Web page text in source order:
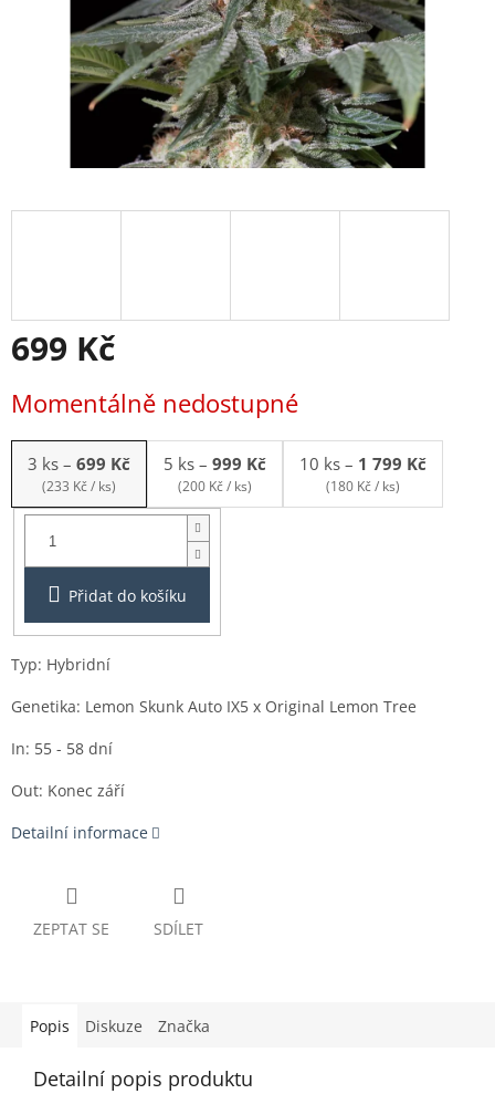
699 Kč
cena:
Momentálně nedostupné
3 ks – 699 Kč
(233 Kč / ks)
5 ks – 999 Kč
(200 Kč / ks)
10 ks – 1 799 Kč
(180 Kč / ks)
Balení:
Přidat do košíku
Typ: Hybridní
Genetika: Lemon Skunk Auto IX5 x Original Lemon Tree
In: 55 - 58 dní
Out: Konec září
Detailní informace
ZEPTAT SE SDÍLET
Popis Diskuze Značka
Detailní popis produktu